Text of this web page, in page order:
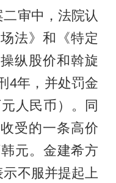
审中，法院认
法》和《特定
纵股价和斡旋
4年，并处罚金
人民币）。同
受的一条高价
元。金建希方
不服并提起上